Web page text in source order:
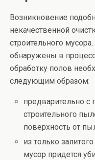
Возникновение
некачественной
строительного
обнаружены в
обработку полов
следующим образом:
предварительно
строительного
поверхность от
из только
мусор придется